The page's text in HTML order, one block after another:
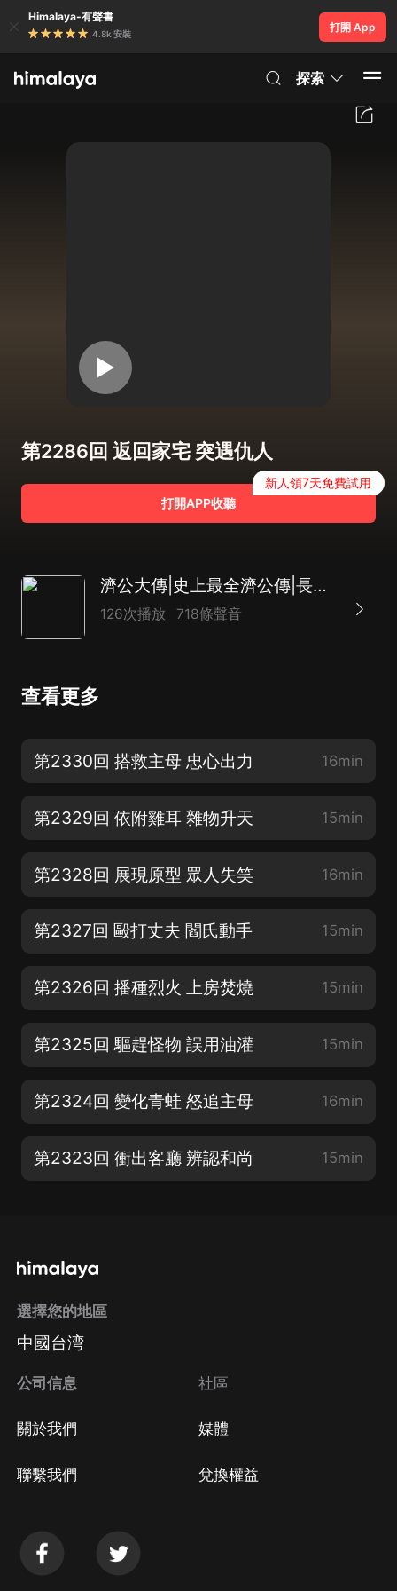
Himalaya-有聲書
4.8k 安裝
打開 App
探索
第2286回 返回家宅 突遇仇人
打開APP收聽
新人領7天免費試用
濟公大傳|史上最全濟公傳|長篇神魔評書|致敬經典|達林開講
126次播放 718條聲音
查看更多
第2330回 搭救主母 忠心出力 16min
第2329回 依附雞耳 雜物升天 15min
第2328回 展現原型 眾人失笑 16min
第2327回 毆打丈夫 閻氏動手 15min
第2326回 播種烈火 上房焚燒 15min
第2325回 驅趕怪物 誤用油灌 15min
第2324回 變化青蛙 怒追主母 16min
第2323回 衝出客廳 辨認和尚 15min
選擇您的地區
中國台湾
公司信息
關於我們
聯繫我們
社區
媒體
兌換權益